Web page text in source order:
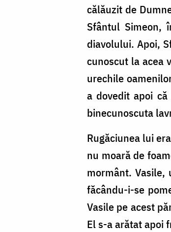
călăuzit de
Sfântul Simeon,
diavolului. Apoi,
cunoscut la acea
urechile
a dovedit apoi
binecunoscuta
Rugăciunea lui
nu moară de
mormânt.
făcându-i-se
Vasile pe acest
El s-a arătat apoi